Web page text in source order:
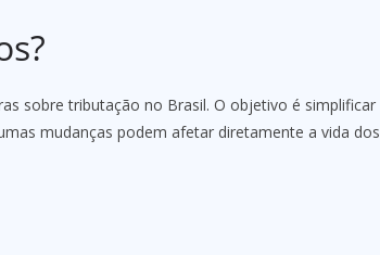
sobre tributação no Brasil. O objetivo é simplificar
mudanças podem afetar diretamente a vida dos